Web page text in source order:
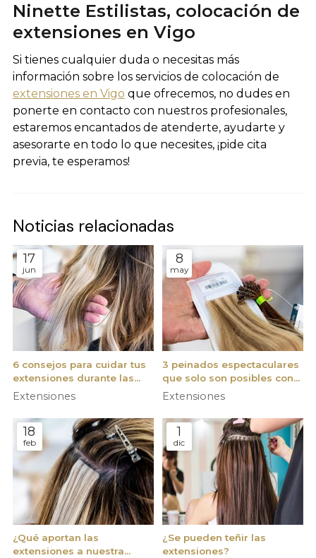
Ninette Estilistas, colocación de
extensiones en Vigo
Si tienes cualquier duda o necesitas más
información sobre los servicios de colocación de
extensiones en Vigo que ofrecemos, no dudes en
ponerte en contacto con nuestros profesionales,
estaremos encantados de atenderte, ayudarte y
asesorarte en todo lo que necesites, ¡pide cita
previa, te esperamos!
Noticias relacionadas
17
jun
6 consejos para cuidar tus
extensiones durante las
vacaciones de verano
Extensiones
8
may
3 peinados espectaculares
que solo son posibles con
extensiones
Extensiones
18
feb
¿Qué aportan las
extensiones a nuestra
1
dic
¿Se pueden teñir las
extensiones?